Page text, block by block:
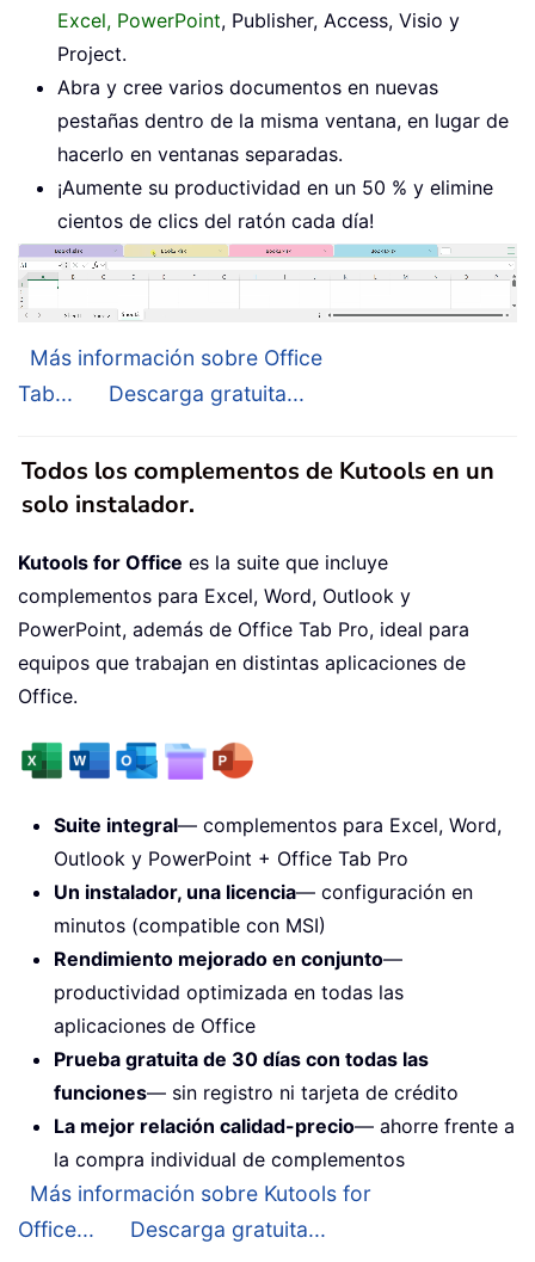
Excel, PowerPoint, Publisher, Access, Visio y
Project.
Abra y cree varios documentos en nuevas
pestañas dentro de la misma ventana, en lugar de
hacerlo en ventanas separadas.
¡Aumente su productividad en un 50 % y elimine
cientos de clics del ratón cada día!
Más información sobre Office
Tab...
Descarga gratuita...
Todos los complementos de Kutools en un
solo instalador.
Kutools for Office es la suite que incluye
complementos para Excel, Word, Outlook y
PowerPoint, además de Office Tab Pro, ideal para
equipos que trabajan en distintas aplicaciones de
Office.
Suite integral— complementos para Excel, Word,
Outlook y PowerPoint + Office Tab Pro
Un instalador, una licencia— configuración en
minutos (compatible con MSI)
Rendimiento mejorado en conjunto—
productividad optimizada en todas las
aplicaciones de Office
Prueba gratuita de 30 días con todas las
funciones— sin registro ni tarjeta de crédito
La mejor relación calidad-precio— ahorre frente a
la compra individual de complementos
Más información sobre Kutools for
Office...
Descarga gratuita...